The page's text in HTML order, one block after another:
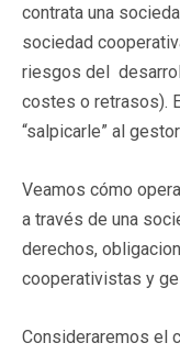
contrata una
sociedad
riesgos del
costes o retrasos).
“salpicarle” al
Veamos cómo
a través de una
derechos,
cooperativistas y
Consideraremos el